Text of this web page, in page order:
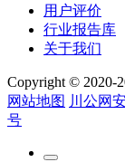
用户评价
行业报告库
关于我们
Copyright © 2020-
网站地图 川公网
号